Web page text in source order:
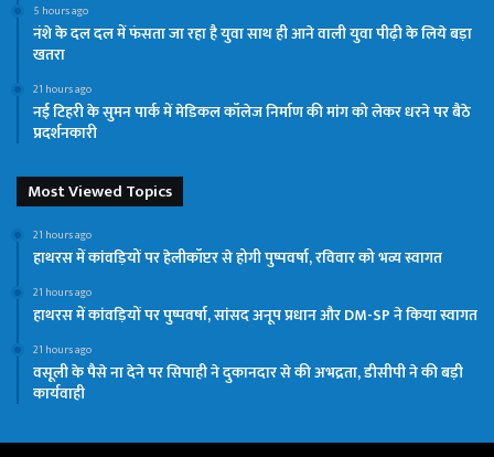
5 hours ago
नंशे के दल दल में फंसता जा रहा है युवा साथ ही आने वाली युवा पीढ़ी के लिये बड़ा
खतरा
21 hours ago
नई टिहरी के सुमन पार्क में मेडिकल कॉलेज निर्माण की मांग को लेकर धरने पर बैठे
प्रदर्शनकारी
Most Viewed Topics
21 hours ago
हाथरस में कांवड़ियों पर हेलीकॉप्टर से होगी पुष्पवर्षा, रविवार को भव्य स्वागत
21 hours ago
हाथरस में कांवड़ियों पर पुष्पवर्षा, सांसद अनूप प्रधान और DM-SP ने किया स्वागत
21 hours ago
वसूली के पैसे ना देने पर सिपाही ने दुकानदार से की अभद्रता, डीसीपी ने की बड़ी
कार्यवाही